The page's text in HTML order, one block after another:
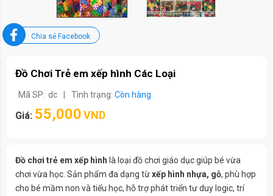
Chia sẻ Facebook
Đồ Chơi Trẻ em xếp hình Các Loại
Mã SP: dc | Tình trạng: Còn hàng
Giá: 55,000VND
Đồ chơi trẻ em xếp hình là loại đồ chơi giáo dục giúp bé vừa
chơi vừa học. Sản phẩm đa dạng từxếp hình nhựa, gỗ, phù hợp
cho bé mầm non và tiểu học, hỗ trợ phát triển tư duy logic, trí